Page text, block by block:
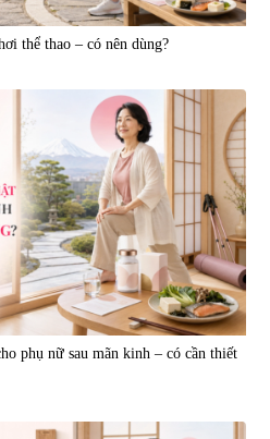
Viên uống hỗ trợ bền thành
mạch, ngừa tai biến Elastin Plus
& Nattokinase Hokoen 80 viên
0
980.000 đ
Viên uống hỗ trợ cải thiện thoát
thể thao – có nên dùng?
phụ nữ sau mãn kinh – có cần thiết